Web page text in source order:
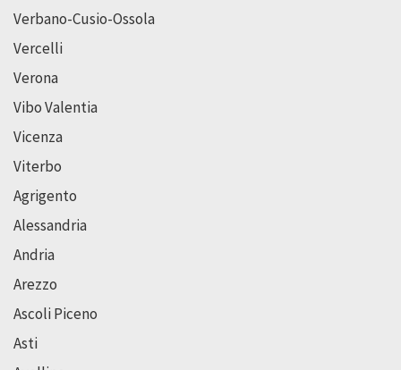
Verbano-Cusio-Ossola
Vercelli
Verona
Vibo Valentia
Vicenza
Viterbo
Agrigento
Alessandria
Andria
Arezzo
Ascoli Piceno
Asti